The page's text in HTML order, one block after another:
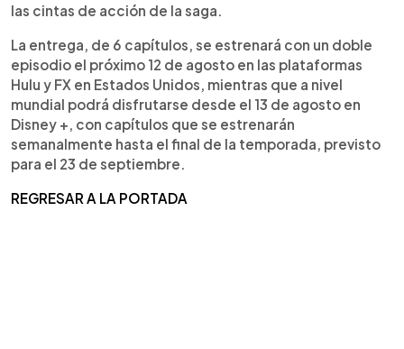
las cintas de acción de la saga.
La entrega, de 6 capítulos, se estrenará con un doble
episodio el próximo 12 de agosto en las plataformas
Hulu y FX en Estados Unidos, mientras que a nivel
mundial podrá disfrutarse desde el 13 de agosto en
Disney +, con capítulos que se estrenarán
semanalmente hasta el final de la temporada, previsto
para el 23 de septiembre.
REGRESAR A LA PORTADA